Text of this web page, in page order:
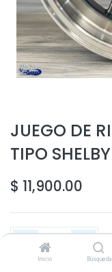
Inicio Búsqueda
JUEGO DE
TIPO SHELBY
$ 11,900.00